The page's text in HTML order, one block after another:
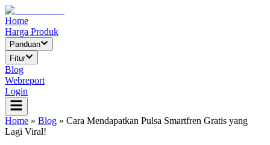
Home
Harga Produk
Panduan
Fitur
Blog
Webreport
Login
Home » Blog » Cara Mendapatkan Pulsa Smartfren Gratis yang
Lagi Viral!